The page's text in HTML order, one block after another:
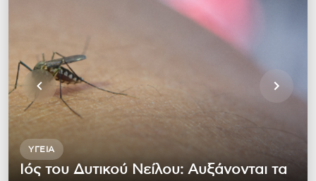
ΥΓΕΊΑ
Ιός του Δυτικού Νείλου: Αυξάνονται τα